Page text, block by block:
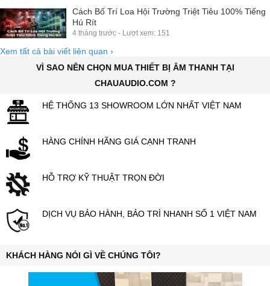
Cách Bố Trí Loa Hội Trường Triệt Tiêu 100% Tiếng
Hú Rít
4 tháng trước - Lượt xem: 151
Xem tất cả bài viết liên quan ›
VÌ SAO NÊN CHỌN MUA THIẾT BỊ ÂM THANH TẠI
CHAUAUDIO.COM ?
HỆ THỐNG 13 SHOWROOM LỚN NHẤT VIỆT NAM
HÀNG CHÍNH HÃNG GIÁ CẠNH TRANH
HỖ TRỢ KỸ THUẬT TRỌN ĐỜI
DỊCH VỤ BẢO HÀNH, BẢO TRÌ NHANH SỐ 1 VIỆT NAM
KHÁCH HÀNG NÓI GÌ VỀ CHÚNG TÔI?